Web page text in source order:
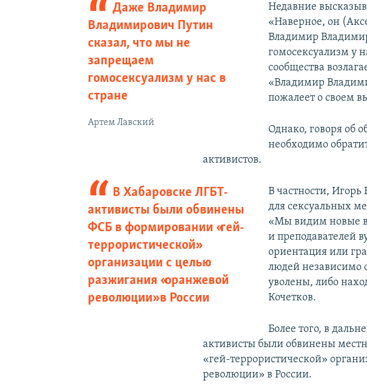
Даже Владимир
Владимирович Путин
сказал, что мы не
запрещаем
гомосексуализм у нас в
стране
Артем Лавский
Недавние
«Наверное, он
Владимир
гомосексуализм у
сообщества
«Владимир
пожалеет о своем
Однако, говоря об
необходимо
активистов.
В Хабаровске ЛГБТ-
активисты были обвинены
ФСБ в формировании «гей-
террористической»
организации с целью
разжигания «оранжевой
революции» в России
В частности, Игорь
для сексуальных
«Мы видим новые
и преподавателей
ориентация или
людей независимо
уволены, либо
Кочетков.
Более того, в
активисты были обвинены
«гей-террористической»
революции» в России.